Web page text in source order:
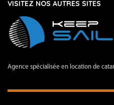
VISITEZ NOS AUTRES SITES
Agence spécialisée en location de